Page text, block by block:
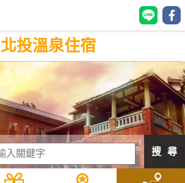
北投溫泉住宿
搜 尋